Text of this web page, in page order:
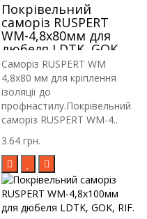
Покрівельний
саморіз RUSPERT
WM-4,8х80мм для
дюбеля LDTK, GOK,
RIF.
Саморіз RUSPERT WM
4,8х80 мм для кріплення
ізоляції до
профнастилу.Покрівельний
саморіз RUSPERT WM-4..
3.64 грн.